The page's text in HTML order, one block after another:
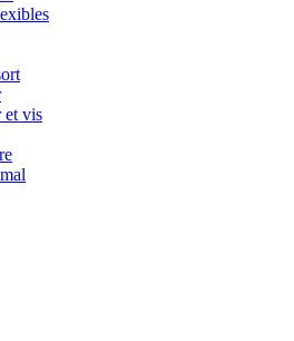
et vis